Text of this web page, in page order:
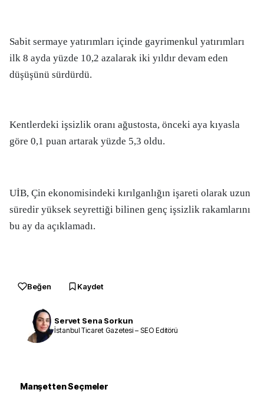
Sabit sermaye yatırımları içinde gayrimenkul yatırımları
ilk 8 ayda yüzde 10,2 azalarak iki yıldır devam eden
düşüşünü sürdürdü.
Kentlerdeki işsizlik oranı ağustosta, önceki aya kıyasla
göre 0,1 puan artarak yüzde 5,3 oldu.
UİB, Çin ekonomisindeki kırılganlığın işareti olarak uzun
süredir yüksek seyrettiği bilinen genç işsizlik rakamlarını
bu ay da açıklamadı.
Beğen Kaydet
Servet Sena Sorkun
İstanbul Ticaret Gazetesi – SEO Editörü
Manşetten Seçmeler